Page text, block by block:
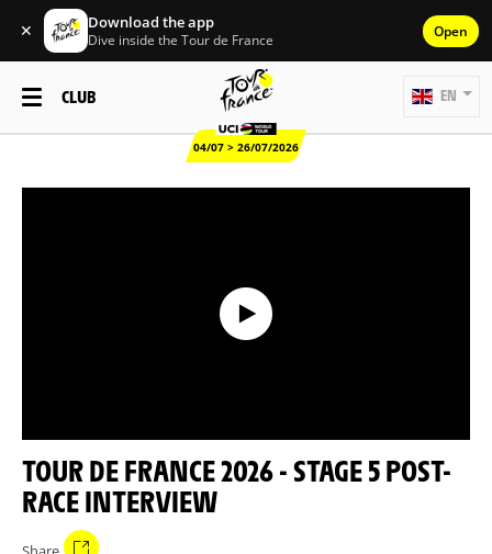
✕ Download the app
Dive inside the Tour de France Open
CLUB
04/07 > 26/07/2026
EN
TOUR DE FRANCE 2026 - STAGE 5 POST-
RACE INTERVIEW